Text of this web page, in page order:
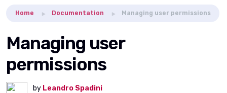
Home Documentation Managing user permissions
Managing user
permissions
by Leandro Spadini